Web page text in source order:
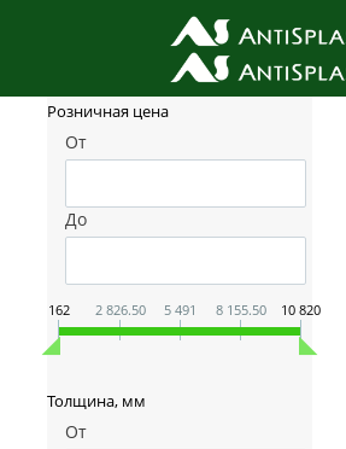
Фильтр товаров
Розничная цена
От
До
162 2 826.50 5 491 8 155.50 10 820
Толщина, мм
От